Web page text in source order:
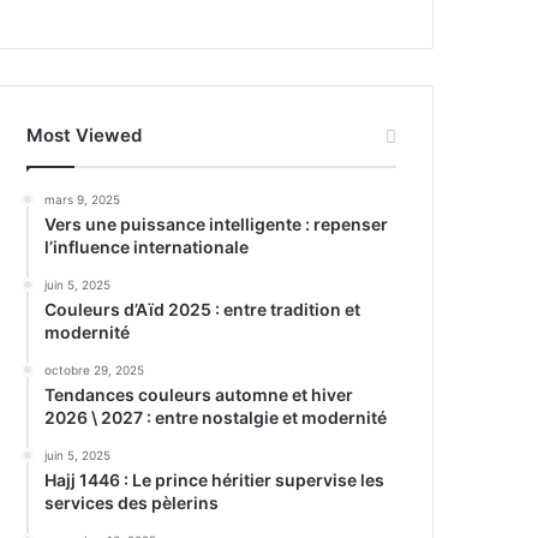
Most Viewed
mars 9, 2025
Vers une puissance intelligente : repenser
l’influence internationale
juin 5, 2025
Couleurs d’Aïd 2025 : entre tradition et
modernité
octobre 29, 2025
Tendances couleurs automne et hiver
2026 \ 2027 : entre nostalgie et modernité
juin 5, 2025
Hajj 1446 : Le prince héritier supervise les
services des pèlerins